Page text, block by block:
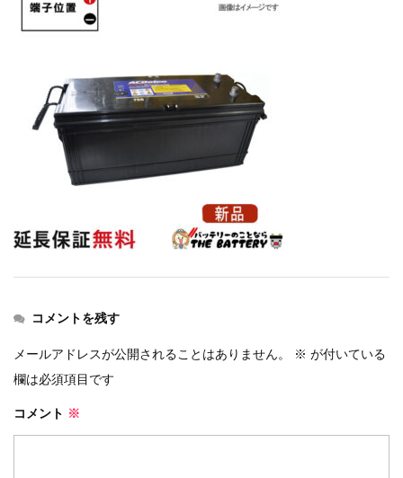
コメントを残す
メールアドレスが公開されることはありません。 ※ が付いている
欄は必須項目です
コメント ※